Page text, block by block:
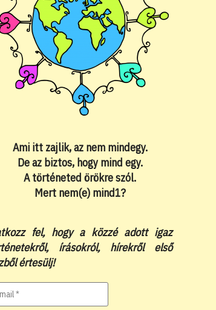
Ami itt zajlik, az nem mindegy.
De az biztos, hogy mind egy.
A történeted örökre szól.
Mert nem(e) mind1?
fel, hogy a közzé adott igaz
írásokról, hírekről első
értesülj!